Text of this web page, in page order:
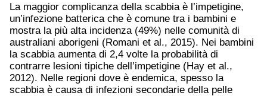
La maggior complicanza della scabbia è l’impetigine,
un’infezione batterica che è comune tra i bambini e
mostra la più alta incidenza (49%) nelle comunità di
australiani aborigeni (Romani et al., 2015). Nei bambini
la scabbia aumenta di 2,4 volte la probabilità di
contrarre lesioni tipiche dell’impetigine (Hay et al.,
2012). Nelle regioni dove è endemica, spesso la
scabbia è causa di infezioni secondarie della pelle